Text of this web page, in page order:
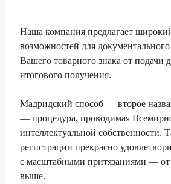
Наша компания предлагает
возможностей для
Вашего товарного знака от подачи
итогового получения.
Мадридский способ — второе
— процедура, проводимая
интеллектуальной собственности.
регистрации прекрасно
с масштабными притязаниями — от
выше.